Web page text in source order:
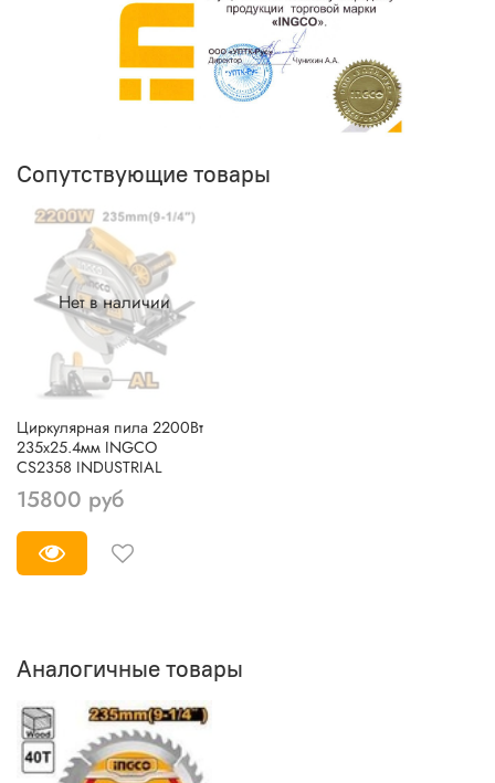
Сопутствующие товары
Нет в наличии
Циркулярная пила 2200Вт
235х25.4мм INGCO
CS2358 INDUSTRIAL
15800 руб
Аналогичные товары